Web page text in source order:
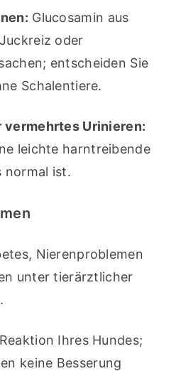
Glucosamin aus
oder
entscheiden Sie
Schalentiere.
vermehrtes Urinieren:
leichte harntreibende
normal ist.
Nierenproblemen
unter tierärztlicher
Ihres Hundes;
keine Besserung